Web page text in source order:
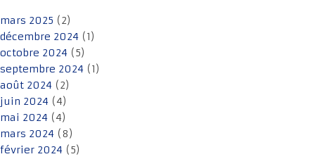
mars 2025 (2)
décembre 2024 (1)
octobre 2024 (5)
septembre 2024 (1)
août 2024 (2)
juin 2024 (4)
mai 2024 (4)
mars 2024 (8)
février 2024 (5)